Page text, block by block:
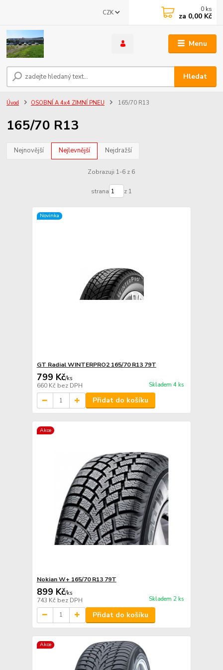
Menu
CZK
Hledat
0 ks
za 0,00 Kč
Úvod OSOBNÍ A 4x4 ZIMNÍ PNEU 165/70 R13
165/70 R13
Nejnovější Nejlevnější Nejdražší
Zobrazuji 1-6 z 6
strana z 1
Novinka
GT Radial WINTERPRO2 165/70 R13 79T
799 Kč/ks
660 Kč bez DPH Skladem 4 ks
Přidat do košíku
Akce
Nokian W+ 165/70 R13 79T
899 Kč/ks
743 Kč bez DPH Skladem 2 ks
Přidat do košíku
Akce